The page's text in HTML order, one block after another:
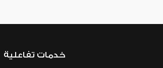
خدمات تفاعلية